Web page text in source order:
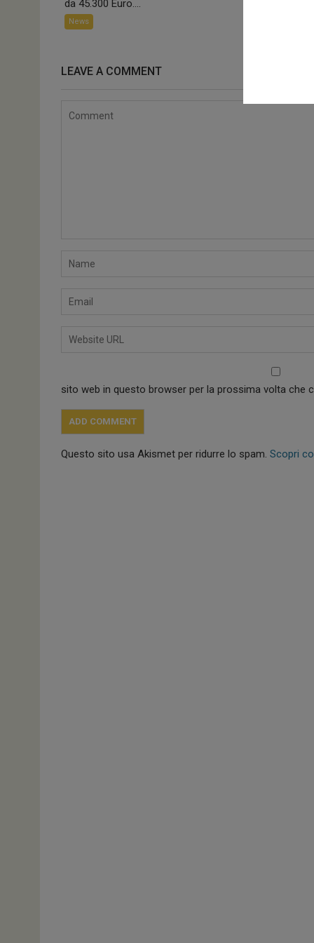
da 45.300 Euro....
News
alta,
LEAVE A COMMENT
sito web in questo browser per la prossima volta che
Questo sito usa Akismet per ridurre lo spam. Scopri